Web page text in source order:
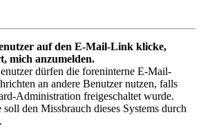
auf den E-Mail-Link klicke,
mich anzumelden.
dürfen die foreninterne E-Mail-
an andere Benutzer nutzen, falls
Administration freigeschaltet wurde.
den Missbrauch dieses Systems durch